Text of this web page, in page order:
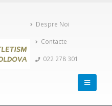
Despre Noi
Contacte
022 278 301